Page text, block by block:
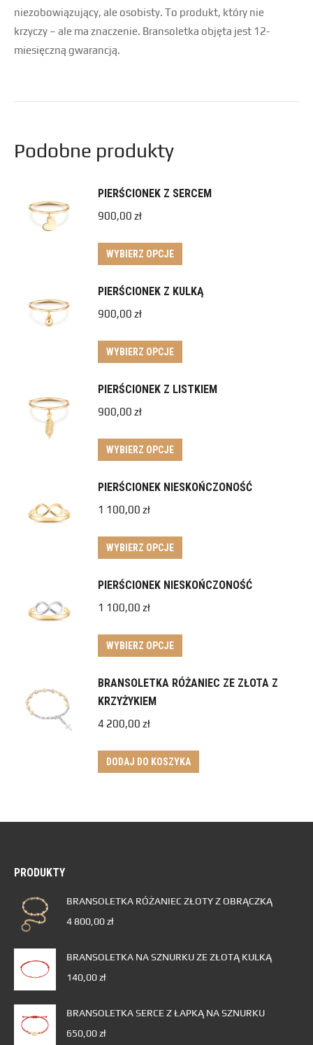
niezobowiązujący, ale osobisty. To produkt, który nie
krzyczy – ale ma znaczenie. Bransoletka objęta jest 12-
miesięczną gwarancją.
Podobne produkty
PIERŚCIONEK Z SERCEM
900,00 zł
WYBIERZ OPCJE
PIERŚCIONEK Z KULKĄ
900,00 zł
WYBIERZ OPCJE
PIERŚCIONEK Z LISTKIEM
900,00 zł
WYBIERZ OPCJE
PIERŚCIONEK NIESKOŃCZONOŚĆ
1 100,00 zł
WYBIERZ OPCJE
PIERŚCIONEK NIESKOŃCZONOŚĆ
1 100,00 zł
WYBIERZ OPCJE
BRANSOLETKA RÓŻANIEC ZE ZŁOTA Z
KRZYŻYKIEM
4 200,00 zł
DODAJ DO KOSZYKA
PRODUKTY
BRANSOLETKA RÓŻANIEC ZŁOTY Z OBRĄCZKĄ
4 800,00zł
BRANSOLETKA NA SZNURKU ZE ZŁOTĄ KULKĄ
140,00zł
BRANSOLETKA SERCE Z ŁAPKĄ NA SZNURKU
650,00zł